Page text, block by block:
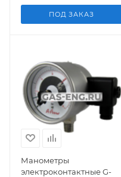
ПОД ЗАКАЗ
Манометры
электроконтактные G-